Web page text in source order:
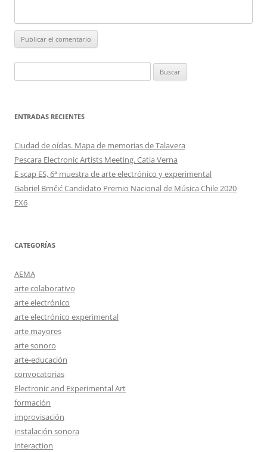
ENTRADAS RECIENTES
Ciudad de oídas. Mapa de memorias de Talavera
Pescara Electronic Artists Meeting. Catia Verna
E scap ES, 6ª muestra de arte electrónico y experimental
Gabriel Brnčić Candidato Premio Nacional de Música Chile 2020
EX6
CATEGORÍAS
AEMA
arte colaborativo
arte electrónico
arte electrónico experimental
arte mayores
arte sonoro
arte-educación
convocatorias
Electronic and Experimental Art
formación
improvisación
instalación sonora
interaction